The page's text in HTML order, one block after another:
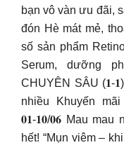
bạn vô vàn ưu đãi,
đón Hè mát mẻ,
số sản phẩm
Serum, dưỡng
CHUYÊN SÂU (𝟏-
nhiều Khuyến
𝟎𝟏-𝟏𝟎/𝟎𝟔 Mau
hết! “Mụn viêm –